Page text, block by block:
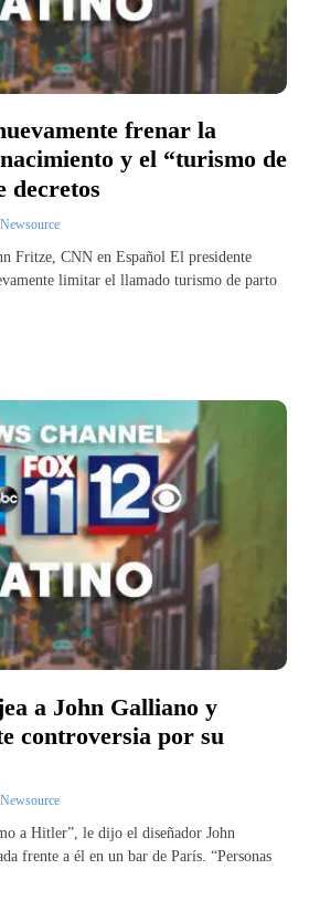
frenar la
y el “turismo de
decretos
Fritze, CNN en Español El presidente
limitar el llamado turismo de parto
a John Galliano y
controversia por su
a Hitler”, le dijo el diseñador John
frente a él en un bar de París. “Personas